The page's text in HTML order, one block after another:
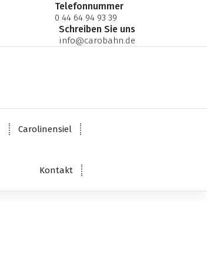
Telefonnummer
0 44 64 94 93 39
Schreiben Sie uns
info@carobahn.de
Carolinensiel
Kontakt